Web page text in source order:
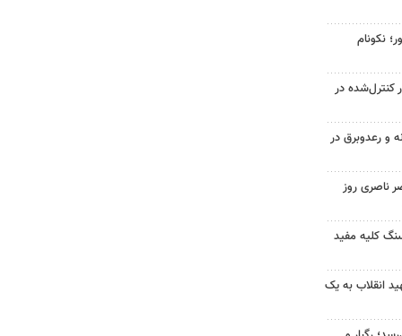
نکونام
کنترل‌شده در
و رعدوبرق در
ناصری روز
سنگ کلیه مفید
انقلاب به یک